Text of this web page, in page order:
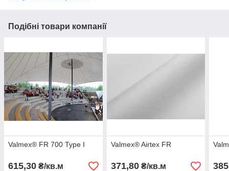
Подібні товари компанії
Valmex® FR 700 Type I
615,30 ₴/кв.м
Valmex® Airtex FR
371,80₴/кв.м